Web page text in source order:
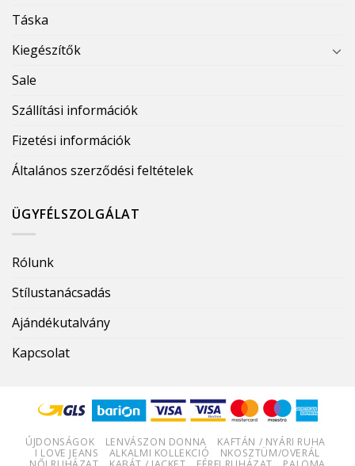
Táska
Kiegészítők
Sale
Szállítási információk
Fizetési információk
Általános szerződési feltételek
ÜGYFÉLSZOLGÁLAT
Rólunk
Stílustanácsadás
Ajándékutalvány
Kapcsolat
ÚJDONSÁGOK LENVÁSZON DONNA
KAFTÁN / NYÁRI RUHA
I LOVE JEANS
ALKALMI KOLLEKCIÓ
NKOSZTÜM/OVERÁL